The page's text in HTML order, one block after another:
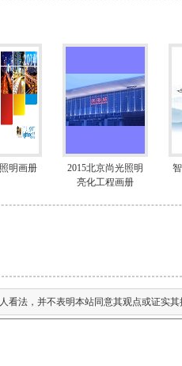
明画册
2015北京尚光照明
亮化工程画册
看法，并不表明本站同意其观点或证实其